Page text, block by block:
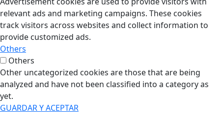
relevant ads and marketing campaigns. These cookies
track visitors across websites and collect information to
provide customized ads.
Others
Others
Other uncategorized cookies are those that are being
analyzed and have not been classified into a category as
yet.
GUARDAR Y ACEPTAR